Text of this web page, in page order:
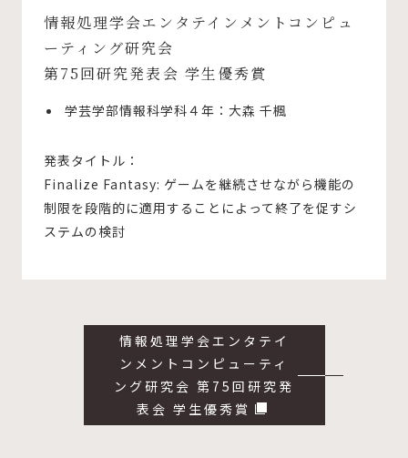
情報処理学会エンタテインメントコンピュ
ーティング研究会
第75回研究発表会 学生優秀賞
学芸学部情報科学科４年：大森 千楓
発表タイトル：
Finalize Fantasy: ゲームを継続させながら機能の
制限を段階的に適用することによって終了を促すシ
ステムの検討
情報処理学会エンタテイ
ンメントコンピューティ
ング研究会 第75回研究発
表会 学生優秀賞